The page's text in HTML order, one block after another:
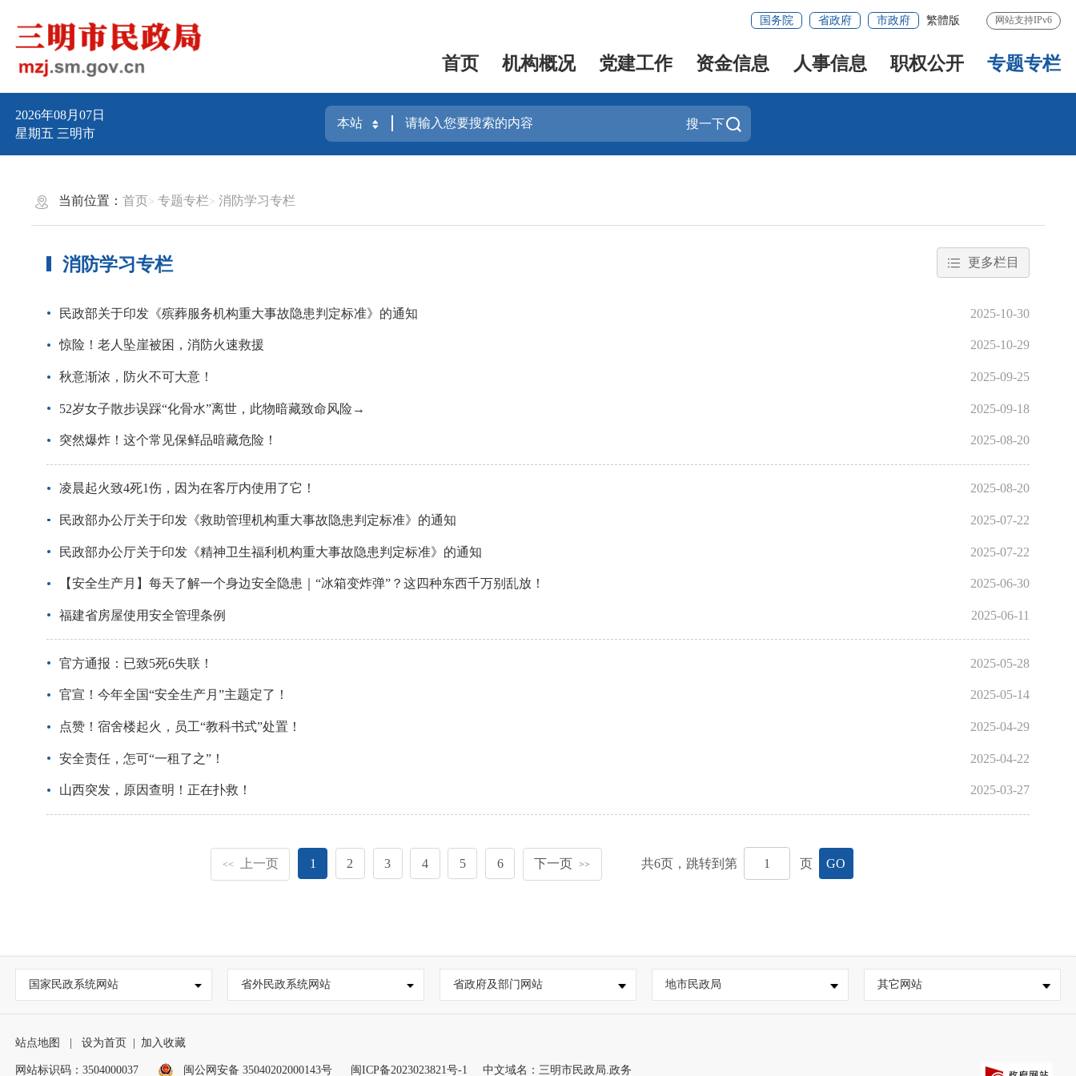
国务院 省政府 市政府 繁體版 网站支持IPv6
首页 机构概况 党建工作 资金信息 人事信息 职权公开 专题专栏
2026年08月07日
星期五 三明市
搜一下
当前位置：首页 专题专栏 消防学习专栏
消防学习专栏 更多栏目
民政部关于印发《殡葬服务机构重大事故隐患判定标准》的通知 2025-10-30
惊险！老人坠崖被困，消防火速救援 2025-10-29
秋意渐浓，防火不可大意！ 2025-09-25
52岁女子散步误踩“化骨水”离世，此物暗藏致命风险→ 2025-09-18
突然爆炸！这个常见保鲜品暗藏危险！ 2025-08-20
凌晨起火致4死1伤，因为在客厅内使用了它！ 2025-08-20
民政部办公厅关于印发《救助管理机构重大事故隐患判定标准》的通知 2025-07-22
民政部办公厅关于印发《精神卫生福利机构重大事故隐患判定标准》的通知 2025-07-22
【安全生产月】每天了解一个身边安全隐患｜“冰箱变炸弹”？这四种东西千万别乱放！ 2025-06-30
福建省房屋使用安全管理条例 2025-06-11
官方通报：已致5死6失联！ 2025-05-28
官宣！今年全国“安全生产月”主题定了！ 2025-05-14
点赞！宿舍楼起火，员工“教科书式”处置！ 2025-04-29
安全责任，怎可“一租了之”！ 2025-04-22
山西突发，原因查明！正在扑救！ 2025-03-27
<< 上一页 1 2 3 4 5 6 下一页 >> 共6页，跳转到第 页 GO
国家民政系统网站 省外民政系统网站 省政府及部门网站 地市民政局 其它网站
站点地图 设为首页 加入收藏
网站标识码：3504000037 闽公网安备 35040202000143号 闽ICP备2023023821号-1 中文域名：三明市民政局.政务